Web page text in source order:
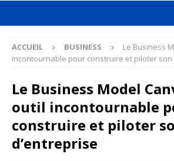
ACCUEIL BUSINESS
Le Business
incontournable pour construire et piloter son
Le Business Model
outil incontournable
construire et piloter
d’entreprise